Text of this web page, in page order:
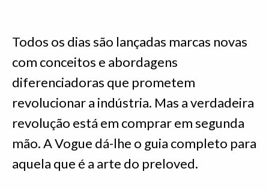
Todos os dias são lançadas marcas novas
com conceitos e abordagens
diferenciadoras que prometem
revolucionar a indústria. Mas a verdadeira
revolução está em comprar em segunda
mão. A Vogue dá-lhe o guia completo para
aquela que é a arte do preloved.